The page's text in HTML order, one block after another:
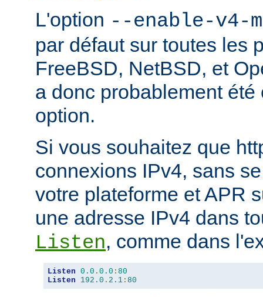
L'option --enable-v4-
par défaut sur toutes les
FreeBSD, NetBSD, et
a donc probablement
option.
Si vous souhaitez que
connexions IPv4, sans
votre plateforme et APR
une adresse IPv4 dans
Listen, comme dans
Listen 0.0 . 0.0 : 80
Listen
192.0 . 2.1 : 80